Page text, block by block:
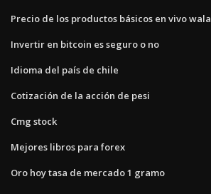
Precio de los productos básicos en vivo wala
Invertir en bitcoin es seguro o no
Idioma del país de chile
Cotización de la acción de pesi
Cmg stock
Mejores libros para forex
Oro hoy tasa de mercado 1 gramo